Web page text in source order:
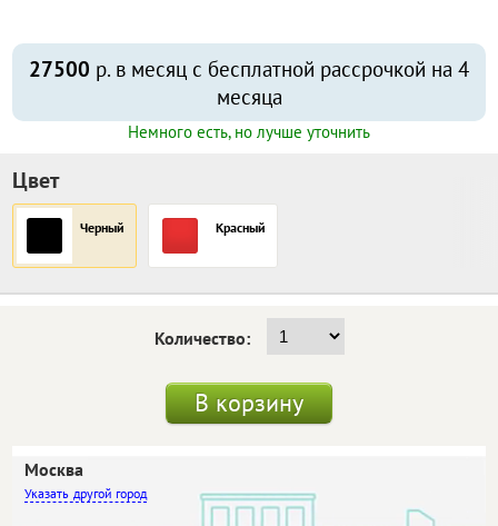
27500 р. в месяц с бесплатной рассрочкой на 4
месяца
Немного есть, но лучше уточнить
Цвет
Черный Красный
Количество:
В корзину
Москва
другой город